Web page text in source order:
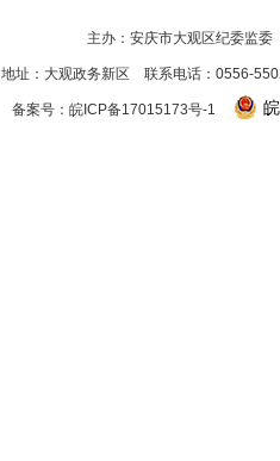
主办：安庆市大观区纪委监
地址：大观政务新区 联系电话：0556-
备案号： 皖ICP备17015173号-1